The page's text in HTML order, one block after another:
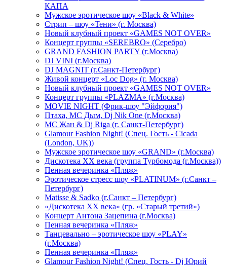
КАПА
Мужское эротическое шоу «Black & White»
Стрип – шоу «Тени» (г. Москва)
Новый клубный проект «GAMES NOT OVER»
Концерт группы «SEREBRO» (Серебро)
GRAND FASHION PARTY (г.Москва)
DJ VINI (г.Москва)
DJ MAGNIT (г.Санкт-Петербург)
Живой концерт «Loc Dog» (г. Москва)
Новый клубный проект «GAMES NOT OVER»
Концерт группы «PLAZMA» (г.Москва)
MOVIE NIGHT (Фрик-шоу "Эйфория")
Птаха, МС Дым, Dj Nik One (г.Москва)
МС Жан & Dj Riga (г. Санкт-Петербург)
Glamour Fashion Night! (Спец. Гость - Cicada
(London, UK))
Мужское эротическое шоу «GRAND» (г.Москва)
Дискотека XX века (группа Турбомода (г.Москва))
Пенная вечеринка «Пляж»
Эротическое стресс шоу «PLATINUM» (г.Санкт –
Петербург)
Matisse & Sadko (г.Санкт – Петербург)
«Дискотека ХХ века» (гр. «Старый третий»)
Концерт Антона Зацепина (г.Москва)
Пенная вечеринка «Пляж»
Танцевально – эротическое шоу «PLAY»
(г.Москва)
Пенная вечеринка «Пляж»
Glamour Fashion Night! (Спец. Гость - Dj Юрий